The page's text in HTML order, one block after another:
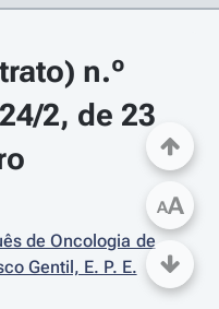
n.º
2, de 23
de Oncologia de
Gentil, E. P. E.
AA